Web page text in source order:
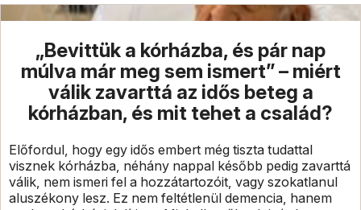
„Bevittük a kórházba, és pár nap
múlva már meg sem ismert” – miért
válik zavarttá az idős beteg a
kórházban, és mit tehet a család?
Előfordul, hogy egy idős embert még tiszta tudattal
visznek kórházba, néhány nappal később pedig zavarttá
válik, nem ismeri fel a hozzátartozóit, vagy szokatlanul
aluszékony lesz. Ez nem feltétlenül demencia, hanem